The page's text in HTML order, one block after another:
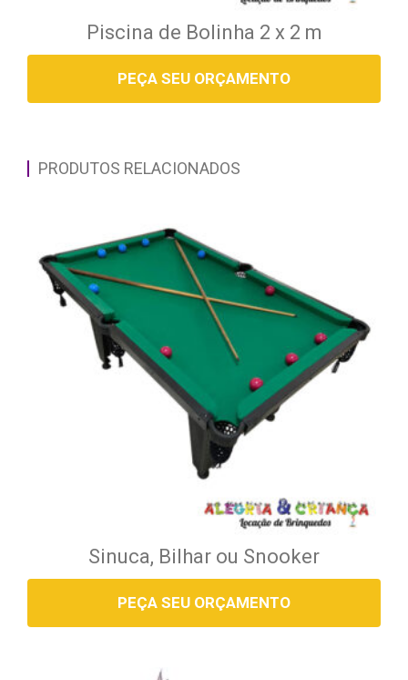
Piscina de Bolinha 2 x 2 m
PEÇA SEU ORÇAMENTO
PRODUTOS RELACIONADOS
Sinuca, Bilhar ou Snooker
PEÇA SEU ORÇAMENTO